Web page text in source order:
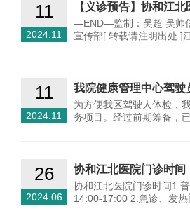
11
2024.11
【义诊预告】协和江
—END—监制：吴超 吴帅
宣传部[ 转载请注明出处 ]
11
2024.11
我院健康管理中心驾
为方便我区驾驶人体检，
务项目。经过前期筹备，
26
2024.06
协和江北医院门诊时间
协和江北医院门诊时间1.
14:00-17:00 2.急诊、发